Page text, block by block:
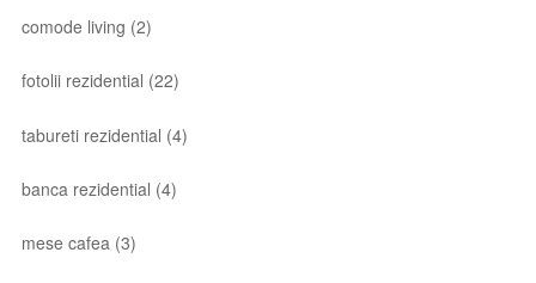
comode living (2)
fotolii rezidential (22)
tabureti rezidential (4)
banca rezidential (4)
mese cafea (3)